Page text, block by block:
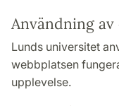
Användning av
Lunds universitet
webbplatsen
upplevelse.
Genvägar
Om webbplatsen och
Behandling av